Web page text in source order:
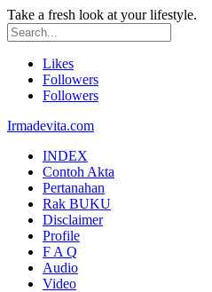
Take a fresh look at your lifestyle.
Likes
Followers
Followers
Irmadevita.com
INDEX
Contoh Akta
Pertanahan
Rak BUKU
Disclaimer
Profile
F A Q
Audio
Video